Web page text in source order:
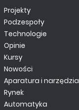
Projekty
Podzespoły
Technologie
Opinie
Kursy
Nowości
Aparatura i narzędzia
Rynek
Automatyka